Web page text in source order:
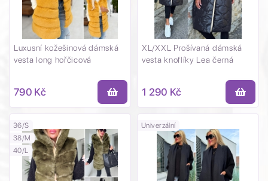
Luxusní kožešinová dámská
vesta long hořčicová
790 Kč
XL/XXL Prošívaná dámská
vesta knoflíky Lea černá
1 290 Kč
36/S
38/M
40/L
Univerzální